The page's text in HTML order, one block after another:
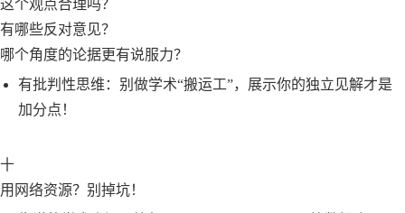
这个观点合理吗？
有哪些反对意见？
哪个角度的论据更有说服力？
有批判性思维：别做学术“搬运工”，展示你的独立见解才是
加分点！
十
用网络资源？别掉坑！